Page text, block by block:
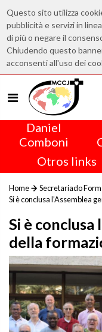
Questo sito utilizza
pubblicità e servizi in
di più o negare il
Chiudendo questo
acconsenti all'uso dei
Daniel
Comboni
Otros links
Home Secretariado
Si è conclusa l’Assemblea
Si è conclusa
della